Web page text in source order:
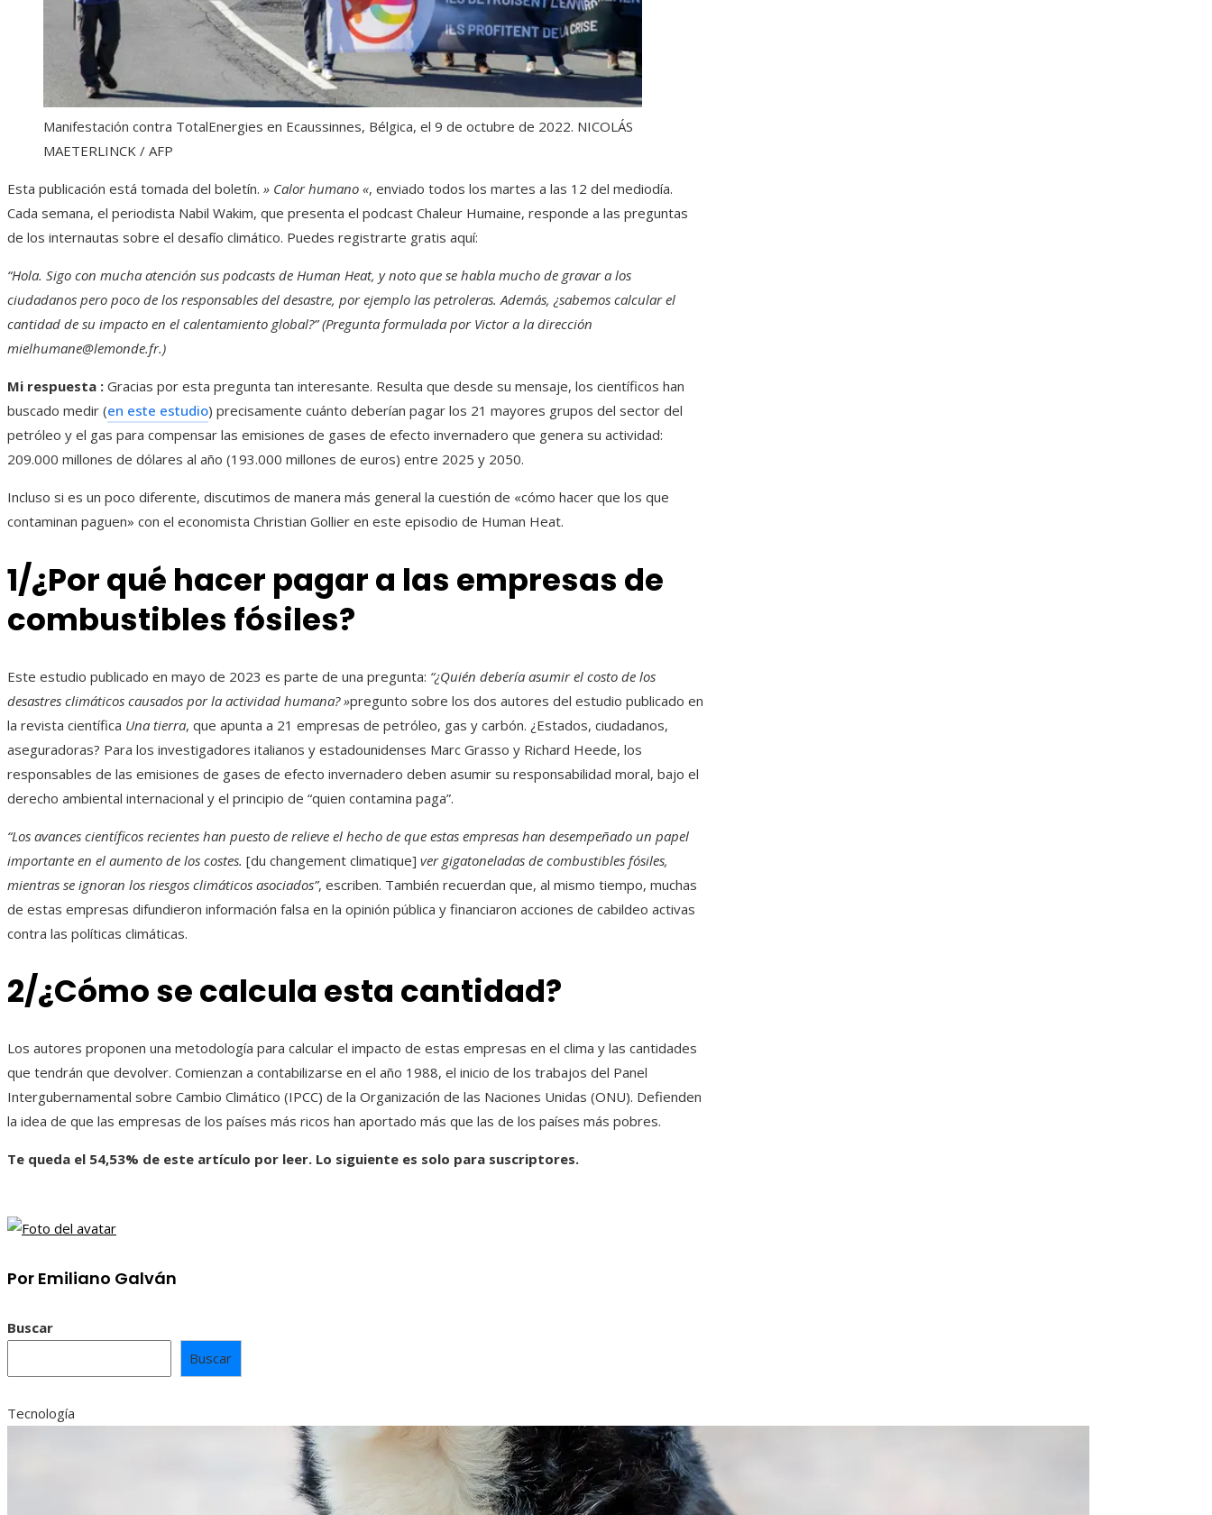
Manifestación contra TotalEnergies en Ecaussinnes, Bélgica, el 9 de octubre de 2022. NICOLÁS
MAETERLINCK / AFP
Esta publicación está tomada del boletín. » Calor humano «, enviado todos los martes a las 12 del mediodía.
Cada semana, el periodista Nabil Wakim, que presenta el podcast Chaleur Humaine, responde a las preguntas
de los internautas sobre el desafío climático. Puedes registrarte gratis aquí:
“Hola. Sigo con mucha atención sus podcasts de Human Heat, y noto que se habla mucho de gravar a los
ciudadanos pero poco de los responsables del desastre, por ejemplo las petroleras. Además, ¿sabemos calcular el
cantidad de su impacto en el calentamiento global?” (Pregunta formulada por Victor a la dirección
mielhumane@lemonde.fr.)
Mi respuesta : Gracias por esta pregunta tan interesante. Resulta que desde su mensaje, los científicos han
buscado medir (en este estudio) precisamente cuánto deberían pagar los 21 mayores grupos del sector del
petróleo y el gas para compensar las emisiones de gases de efecto invernadero que genera su actividad:
209.000 millones de dólares al año (193.000 millones de euros) entre 2025 y 2050.
Incluso si es un poco diferente, discutimos de manera más general la cuestión de «cómo hacer que los que
contaminan paguen» con el economista Christian Gollier en este episodio de Human Heat.
1/¿Por qué hacer pagar a las empresas de
combustibles fósiles?
Este estudio publicado en mayo de 2023 es parte de una pregunta: “¿Quién debería asumir el costo de los
desastres climáticos causados ​​por la actividad humana? »pregunto sobre los dos autores del estudio publicado en
la revista científica Una tierra, que apunta a 21 empresas de petróleo, gas y carbón. ¿Estados, ciudadanos,
aseguradoras? Para los investigadores italianos y estadounidenses Marc Grasso y Richard Heede, los
responsables de las emisiones de gases de efecto invernadero deben asumir su responsabilidad moral, bajo el
derecho ambiental internacional y el principio de “quien contamina paga”.
“Los avances científicos recientes han puesto de relieve el hecho de que estas empresas han desempeñado un papel
importante en el aumento de los costes. [du changement climatique] ver gigatoneladas de combustibles fósiles,
mientras se ignoran los riesgos climáticos asociados”, escriben. También recuerdan que, al mismo tiempo, muchas
de estas empresas difundieron información falsa en la opinión pública y financiaron acciones de cabildeo activas
contra las políticas climáticas.
2/¿Cómo se calcula esta cantidad?
Los autores proponen una metodología para calcular el impacto de estas empresas en el clima y las cantidades
que tendrán que devolver. Comienzan a contabilizarse en el año 1988, el inicio de los trabajos del Panel
Intergubernamental sobre Cambio Climático (IPCC) de la Organización de las Naciones Unidas (ONU). Defienden
la idea de que las empresas de los países más ricos han aportado más que las de los países más pobres.
Te queda el 54,53% de este artículo por leer. Lo siguiente es solo para suscriptores.
Por Emiliano Galván
Buscar
Buscar
Tecnología